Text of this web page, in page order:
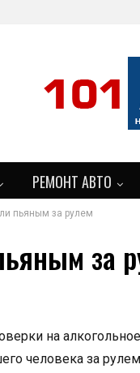
РЕМОНТ АВТО
пьяным за рулем
за
на
человека за